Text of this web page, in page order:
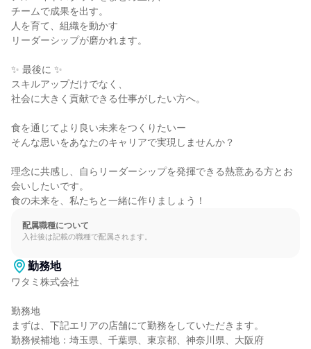
チームで成果を出す。
人を育て、組織を動かす
リーダーシップが磨かれます。
✨ 最後に ✨
スキルアップだけでなく、
社会に大きく貢献できる仕事がしたい方へ。
食を通じてより良い未来をつくりたいー
そんな思いをあなたのキャリアで実現しませんか？
理念に共感し、自らリーダーシップを発揮できる熱意ある方とお
会いしたいです。
食の未来を、私たちと一緒に作りましょう！
配属職種について
入社後は記載の職種で配属されます。
勤務地
ワタミ株式会社
勤務地
まずは、下記エリアの店舗にて勤務をしていただきます。
勤務候補地：埼玉県、千葉県、東京都、神奈川県、大阪府